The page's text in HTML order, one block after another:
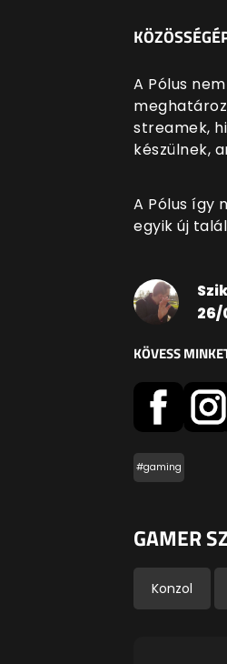
A Pólus
streamek,
készülnek,
A Pólus így
egyik új
26/
KÖVESS
#gaming
GAMER
Konzol